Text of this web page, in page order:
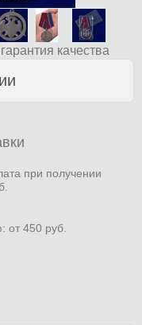
гарантия качества
при получении
от 450 руб.